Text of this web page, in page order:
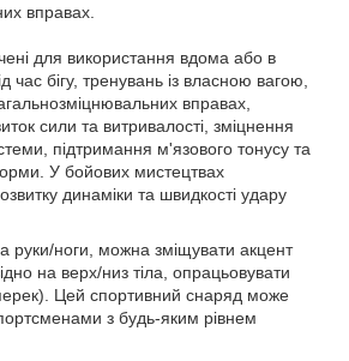
вправах.
для використання вдома або в
час бігу, тренувань із власною вагою,
вправах,
сили та витривалості, зміцнення
підтримання м'язового тонусу та
У бойових мистецтвах
динаміки та швидкості удару
ноги, можна зміщувати акцент
на верх/низ тіла, опрацьовувати
Цей спортивний снаряд може
з будь-яким рівнем